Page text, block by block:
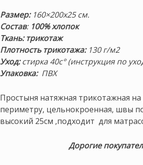
Размер:160×200х25 см.
Состав: 100% хлопок
Ткань: трикотаж
Плотность трикотажа:130 г/м2
Уход:стирка 40с° (инструкция по
Упаковка:ПВХ
Простыня натяжная трикотажная
периметру, цельнокроенная, швы
высокий 25см ,подходит для
Дорогие